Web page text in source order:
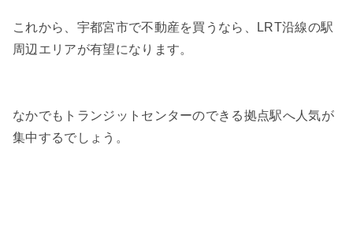
これから、宇都宮市で不動産を買うなら、LRT沿線の駅
周辺エリアが有望になります。
なかでもトランジットセンターのできる拠点駅へ人気が
集中するでしょう。